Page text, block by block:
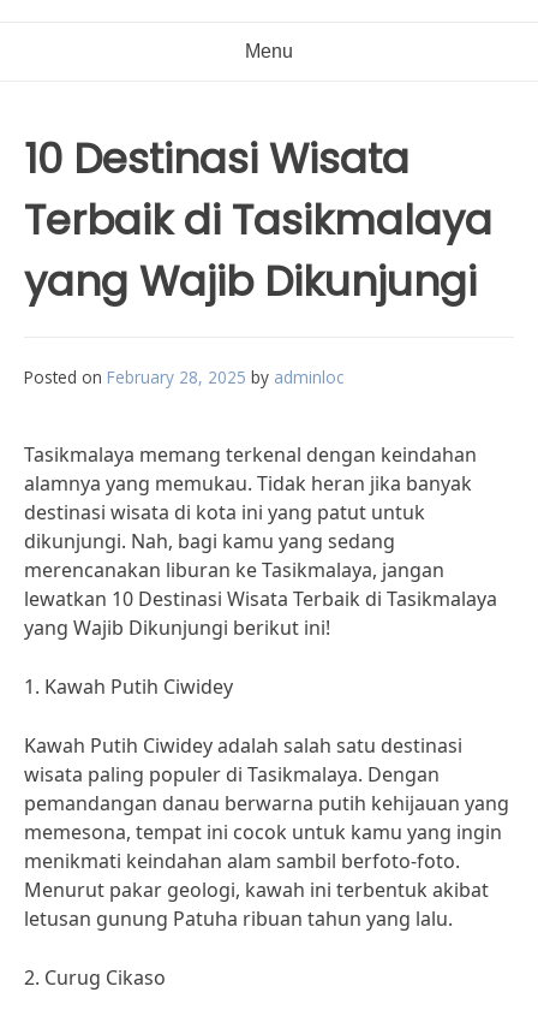
Menu
10 Destinasi Wisata
Terbaik di Tasikmalaya
yang Wajib Dikunjungi
Posted on February 28, 2025 by adminloc
Tasikmalaya memang terkenal dengan keindahan
alamnya yang memukau. Tidak heran jika banyak
destinasi wisata di kota ini yang patut untuk
dikunjungi. Nah, bagi kamu yang sedang
merencanakan liburan ke Tasikmalaya, jangan
lewatkan 10 Destinasi Wisata Terbaik di Tasikmalaya
yang Wajib Dikunjungi berikut ini!
1. Kawah Putih Ciwidey
Kawah Putih Ciwidey adalah salah satu destinasi
wisata paling populer di Tasikmalaya. Dengan
pemandangan danau berwarna putih kehijauan yang
memesona, tempat ini cocok untuk kamu yang ingin
menikmati keindahan alam sambil berfoto-foto.
Menurut pakar geologi, kawah ini terbentuk akibat
letusan gunung Patuha ribuan tahun yang lalu.
2. Curug Cikaso